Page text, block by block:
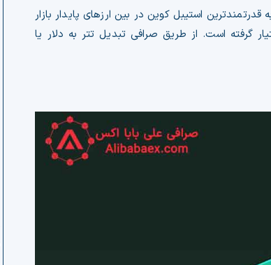
استیبل کوین در بین ارزهای پایدار بازار
گرفته است. از طریق صرافی تبدیل تتر به دلار یا